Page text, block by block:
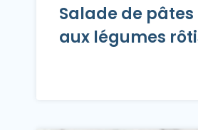
Salade de pâtes
aux légumes